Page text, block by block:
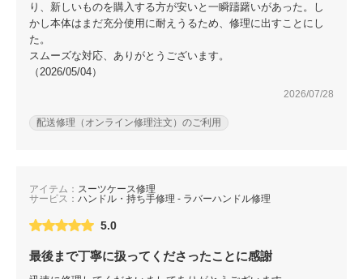
り、新しいものを購入する方が安いと一瞬躊躇いがあった。し
かし本体はまだ充分使用に耐えうるため、修理に出すことにし
た。
スムーズな対応、ありがとうございます。
（2026/05/04）
2026/07/28
配送修理（オンライン修理注文）のご利用
アイテム： スーツケース修理
サービス： ハンドル・持ち手修理 - ラバーハンドル修理
5.0
最後まで丁寧に扱ってくださったことに感謝